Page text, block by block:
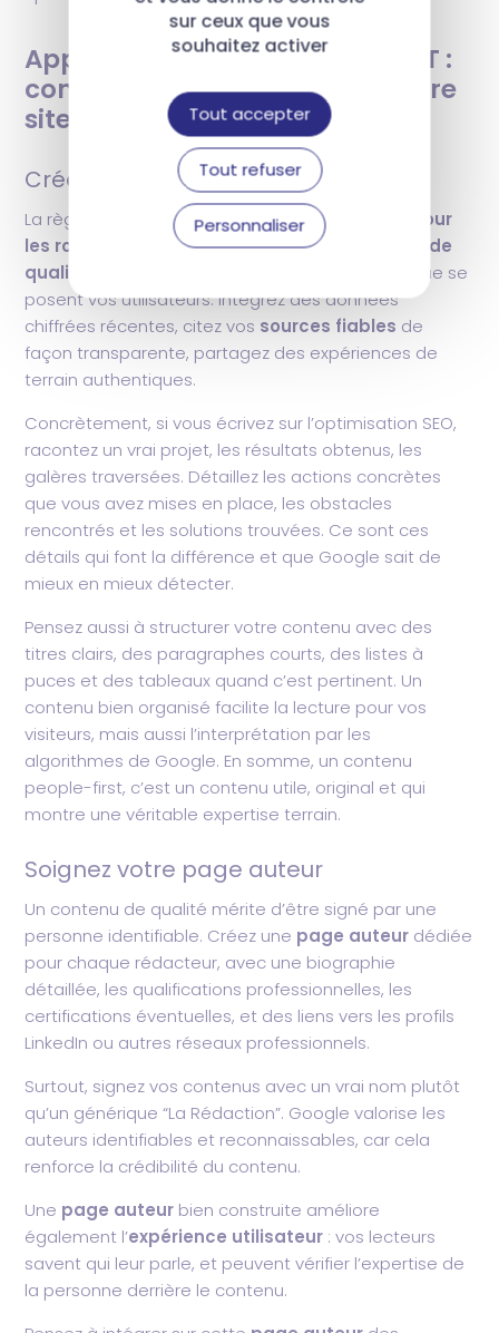
Application des guidelines EEAT :
comment les appliquer sur votre
site ?
Créez des contenus people-first
La règle d’or :
rédigez pour vos lecteurs, pas pour
les robots
. Cela signifie créer desinformations de
qualité
qui répondent vraiment aux questions que se
posent vos utilisateurs. Intégrez des données
chiffrées récentes, citez vos sources fiables de
façon transparente, partagez des expériences de
terrain authentiques.
Concrètement, si vous écrivez sur l’optimisation SEO,
racontez un vrai projet, les résultats obtenus, les
galères traversées. Détaillez les actions concrètes
que vous avez mises en place, les obstacles
rencontrés et les solutions trouvées. Ce sont ces
détails qui font la différence et que Google sait de
mieux en mieux détecter.
Pensez aussi à structurer votre contenu avec des
titres clairs, des paragraphes courts, des listes à
puces et des tableaux quand c’est pertinent. Un
contenu bien organisé facilite la lecture pour vos
visiteurs, mais aussi l’interprétation par les
algorithmes de Google. En somme, un contenu
people-first, c’est un contenu utile, original et qui
montre une véritable expertise terrain.
Soignez votre page auteur
Un contenu de qualité mérite d’être signé par une
personne identifiable. Créez une page auteur dédiée
pour chaque rédacteur, avec une biographie
détaillée, les qualifications professionnelles, les
certifications éventuelles, et des liens vers les profils
LinkedIn ou autres réseaux professionnels.
Surtout, signez vos contenus avec un vrai nom plutôt
qu’un générique “La Rédaction”. Google valorise les
auteurs identifiables et reconnaissables, car cela
renforce la crédibilité du contenu.
Une page auteur bien construite améliore
également l’expérience utilisateur : vos lecteurs
savent qui leur parle, et peuvent vérifier l’expertise de
la personne derrière le contenu.
sur ceux que vous
souhaitez activer
Tout accepter
Tout refuser
Personnaliser